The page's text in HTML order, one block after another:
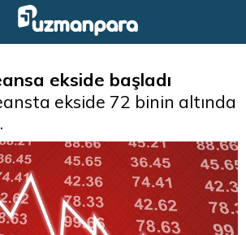
ekside başladı
ekside 72 binin altında